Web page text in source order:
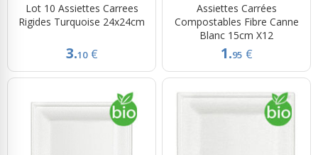
Lot 10 Assiettes Carrees
Rigides Turquoise 24x24cm
3.10 €
Assiettes Carrées
Compostables Fibre Canne
Blanc 15cm X12
1.95 €